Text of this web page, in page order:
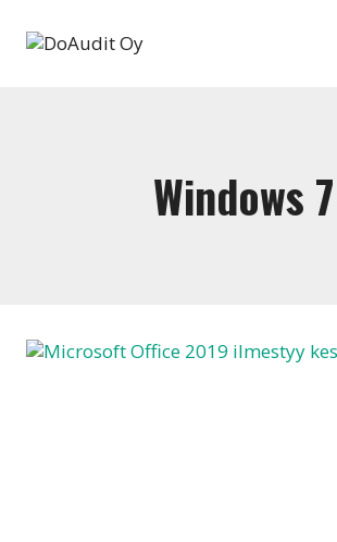
sisältöön
Windows 7